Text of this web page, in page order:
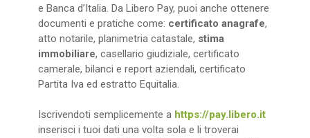
e Banca d’Italia. Da Libero Pay, puoi anche ottenere
documenti e pratiche come: certificato anagrafe,
atto notarile, planimetria catastale, stima
immobiliare, casellario giudiziale, certificato
camerale, bilanci e report aziendali, certificato
Partita Iva ed estratto Equitalia.
Iscrivendoti semplicemente a https://pay.libero.it
inserisci i tuoi dati una volta sola e li troverai